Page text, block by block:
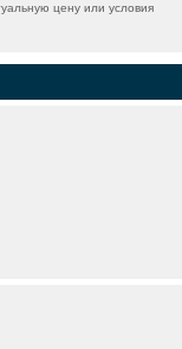
цену или условия